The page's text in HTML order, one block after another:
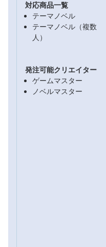
対応商品一覧
テーマノベル
テーマノベル（複数
人）
発注可能クリエイター
ゲームマスター
ノベルマスター